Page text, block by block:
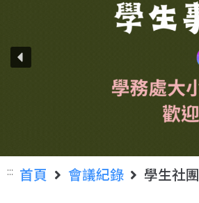
::: 首頁 會議紀錄 學生社